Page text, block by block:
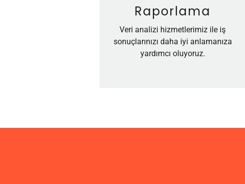
Raporlama
Veri analizi hizmetlerimiz ile iş
sonuçlarınızı daha iyi anlamanıza
yardımcı oluyoruz.